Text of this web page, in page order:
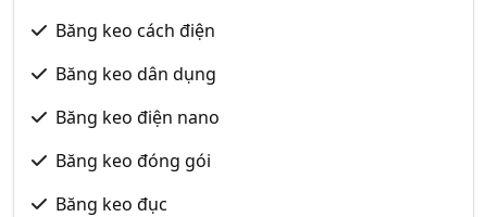
Băng keo cách điện
Băng keo dân dụng
Băng keo điện nano
Băng keo đóng gói
Băng keo đục